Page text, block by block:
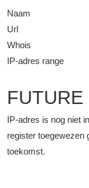
Naam
Url
Whois
IP-adres range
FUTURE
IP-adres is nog niet
register toegewezen
toekomst.